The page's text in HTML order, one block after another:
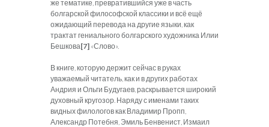
же тематике, превратившийся уже в часть
болгарской философской классики и всё ещё
ожидающий перевода на другие языки, как
трактат гениального болгарского художника Илии
Бешкова[7] «Слово».
В книге, которую держит сейчас в руках
уважаемый читатель, как и в других работах
Андрия и Ольги Будугаев, раскрывается широкий
духовный кругозор. Наряду с именами таких
видных филологов как Владимир Пропп,
Александр Потебня, Эмиль Бенвенист, Измаил